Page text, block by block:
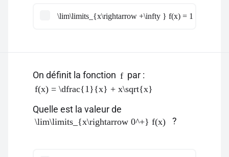
\lim\limits_{x\rightarrow +\infty } f(x) = 1
On définit la fonction f par :
f(x) = \dfrac{1}{x} + x\sqrt{x}
Quelle est la valeur de
\lim\limits_{x\rightarrow 0^+} f(x) ?